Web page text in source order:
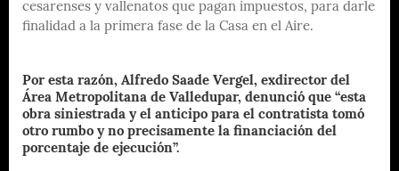
cesarenses y vallenatos que pagan impuestos, para darle
finalidad a la primera fase de la Casa en el Aire.
Por esta razón, Alfredo Saade Vergel, exdirector del
Área Metropolitana de Valledupar, denunció que “esta
obra siniestrada y el anticipo para el contratista tomó
otro rumbo y no precisamente la financiación del
porcentaje de ejecución”.